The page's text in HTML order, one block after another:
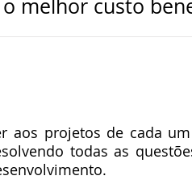
melhor custo
aos projetos de cada
todas as